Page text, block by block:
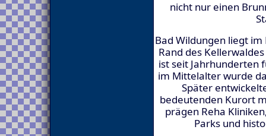
nicht nur einen
Bad Wildungen liegt
Rand des
ist seit Jahrhunderten
im Mittelalter wurde
Später
bedeutenden Kurort
prägen Reha
Parks und